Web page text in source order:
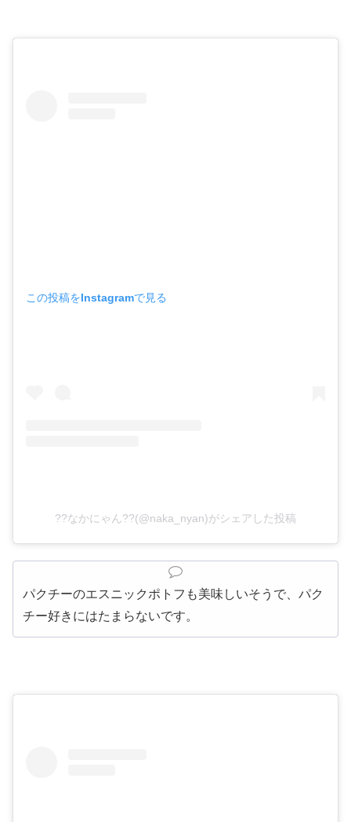
この投稿をInstagramで見る
??なかにゃん??(@naka_nyan)がシェアした投稿
パクチーのエスニックポトフも美味しいそうで、パク
チー好きにはたまらないです。